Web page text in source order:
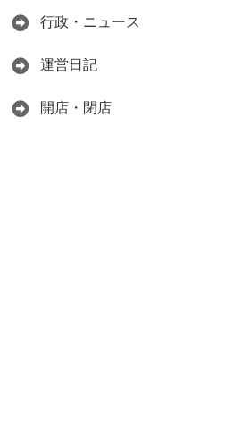
行政・ニュース
運営日記
開店・閉店